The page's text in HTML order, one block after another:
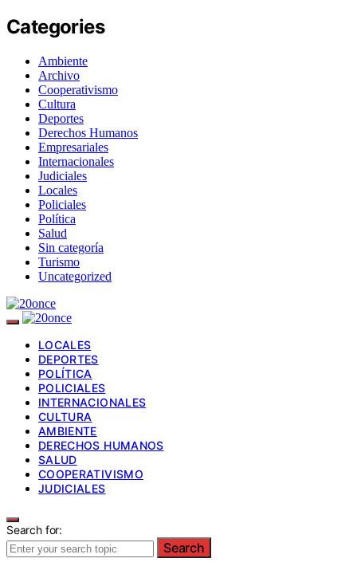
Categories
Ambiente
Archivo
Cooperativismo
Cultura
Deportes
Derechos Humanos
Empresariales
Internacionales
Judiciales
Locales
Policiales
Política
Salud
Sin categoría
Turismo
Uncategorized
LOCALES
DEPORTES
POLÍTICA
POLICIALES
INTERNACIONALES
CULTURA
AMBIENTE
DERECHOS HUMANOS
SALUD
COOPERATIVISMO
JUDICIALES
Search for:
Search